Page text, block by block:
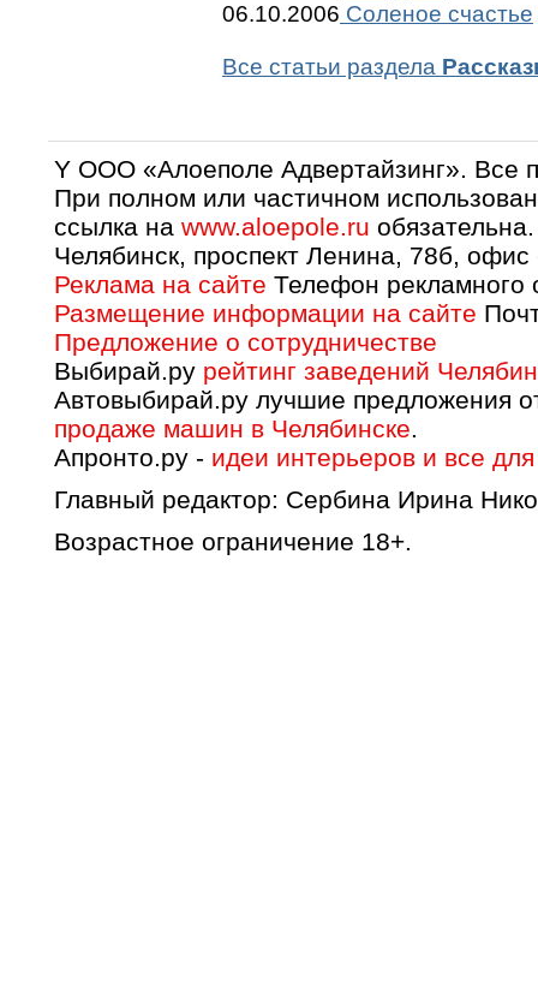
06.10.2006 Соленое счастье
Все статьи раздела
Y OOO «Алоеполе Адвертайзинг».
При полном или частичном
ссылка на www.aloepole.ru обязательна.
Челябинск, проспект Ленина, 78б, офис
Реклама на сайте Телефон рекламного
Размещение информации на сайте
Предложение о сотрудничестве
Выбирай.ру рейтинг заведений
Автовыбирай.ру лучшие предложения
продаже машин в Челябинске.
Апронто.ру - идеи интерьеров и все
Главный редактор: Сербина Ирина
Возрастное ограничение 18+.